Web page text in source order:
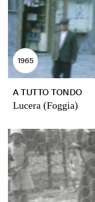
1965
A TUTTO TONDO
Lucera (Foggia)